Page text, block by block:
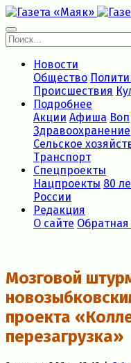
Новости
Общество
Происшествия
Подробнее
Акции Афиша
Здравоохранение
Сельское
Транспорт
Спецпроекты
Нацпроекты 80
России
Редакция
О сайте Обратная
Мозговой
проекта
перезагрузка»